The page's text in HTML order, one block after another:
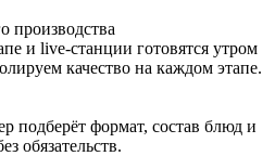
производства
и live-станции готовятся утром
качество на каждом этапе.
подберёт формат, состав блюд и
обязательств.